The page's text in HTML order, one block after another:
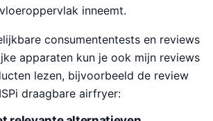
inneemt.
consumententests en reviews
apparaten kun je ook mijn reviews
lezen, bijvoorbeeld de review
draagbare airfryer: